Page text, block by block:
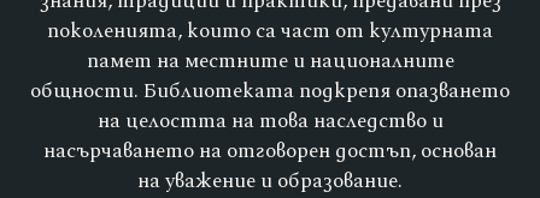
поколенията, които са част от културната
памет на местните и националните
общности. Библиотеката подкрепя опазването
на целостта на това наследство и
насърчаването на отговорен достъп, основан
на уважение и образование.